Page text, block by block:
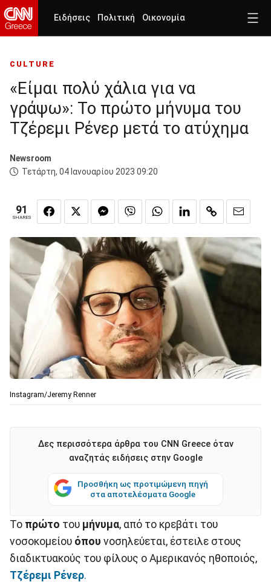
Ειδήσεις Πολιτική Οικονομία
CULTURE
«Είμαι πολύ χάλια για να
γράψω»: Το πρώτο μήνυμα του
Τζέρεμι Ρένερ μετά το ατύχημα
Newsroom
Τετάρτη, 04 Ιανουαρίου 2023 09:20
91
SHARES
Instagram/Jeremy Renner
Δες περισσότερα άρθρα του CNN Greece όταν
αναζητάς ειδήσεις στην Google
Προσθήκη ως προτιμώμενη πηγή
στα αποτελέσματα Google
Το πρώτο του μήνυμα, από το κρεβάτι του
νοσοκομείου όπου νοσηλεύεται, έστειλε στους
διαδικτυακούς του φίλους ο Αμερικανός ηθοποιός,
Τζέρεμι Ρένερ.